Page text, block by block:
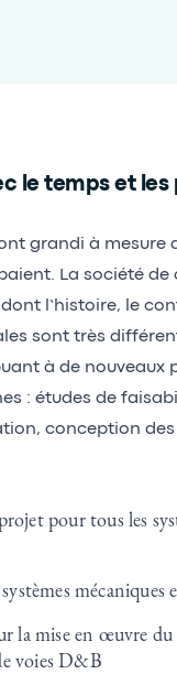
le temps et les
grandi à mesure
La société de
l’histoire, le
sont très
à de nouveaux
: études de
conception
pour tous les
mécaniques
la mise en œuvre
voies D&B